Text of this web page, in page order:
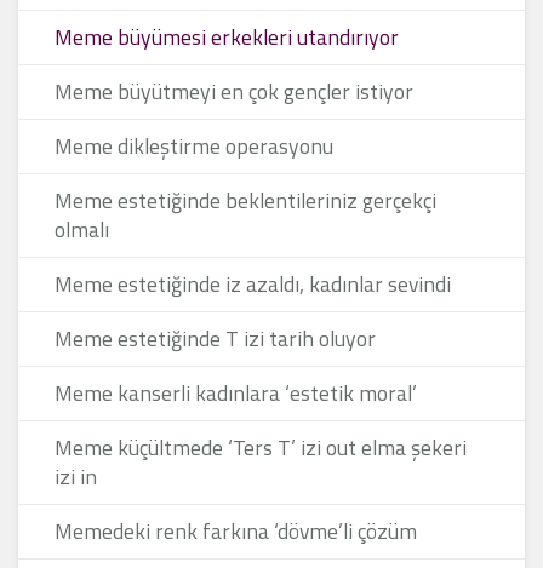
Meme büyümesi erkekleri utandırıyor
Meme büyütmeyi en çok gençler istiyor
Meme dikleştirme operasyonu
Meme estetiğinde beklentileriniz gerçekçi
olmalı
Meme estetiğinde iz azaldı, kadınlar sevindi
Meme estetiğinde T izi tarih oluyor
Meme kanserli kadınlara ‘estetik moral’
Meme küçültmede ‘Ters T’ izi out elma şekeri
izi in
Memedeki renk farkına ‘dövme’li çözüm